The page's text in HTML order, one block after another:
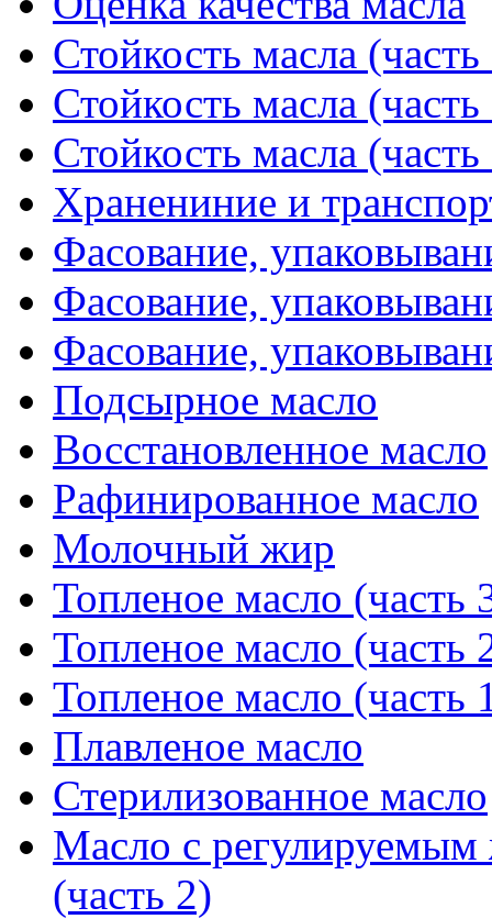
Стойкость масла
Стойкость масла
Стойкость масла
Хранениние и
Фасование,
Фасование,
Фасование,
Подсырное масло
Восстановленное масло
Рафинированное масло
Молочный жир
Топленое масло (часть
Топленое масло (часть
Топленое масло (часть
Плавленое масло
Стерилизованное масло
Масло с
(часть 2)